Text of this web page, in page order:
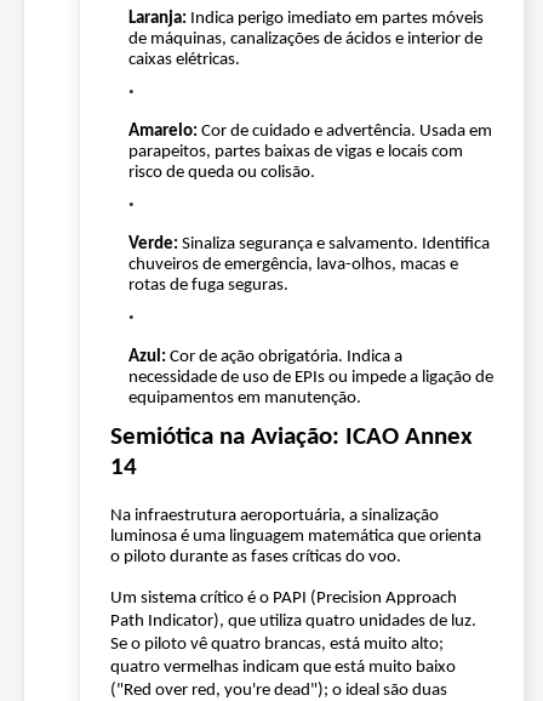
Laranja: Indica perigo imediato em partes móveis
de máquinas, canalizações de ácidos e interior de
caixas elétricas.
Amarelo: Cor de cuidado e advertência. Usada em
parapeitos, partes baixas de vigas e locais com
risco de queda ou colisão.
Verde: Sinaliza segurança e salvamento. Identifica
chuveiros de emergência, lava-olhos, macas e
rotas de fuga seguras.
Azul: Cor de ação obrigatória. Indica a
necessidade de uso de EPIs ou impede a ligação de
equipamentos em manutenção.
Semiótica na Aviação: ICAO Annex
14
Na infraestrutura aeroportuária, a sinalização
luminosa é uma linguagem matemática que orienta
o piloto durante as fases críticas do voo.
Um sistema crítico é o PAPI (Precision Approach
Path Indicator), que utiliza quatro unidades de luz.
Se o piloto vê quatro brancas, está muito alto;
quatro vermelhas indicam que está muito baixo
("Red over red, you're dead"); o ideal são duas